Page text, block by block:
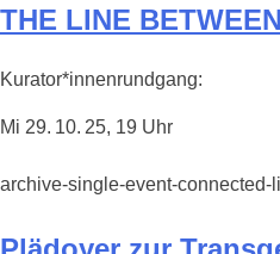
THE LINE
Kurator*innenrundgang:
Mi 29. 10. 25, 19 Uhr
archive-single-event-connected-